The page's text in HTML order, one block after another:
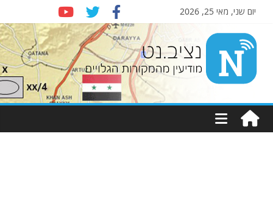
יום שני, מאי 25, 2026
Nziv.net
מודיעין
מהמקורות